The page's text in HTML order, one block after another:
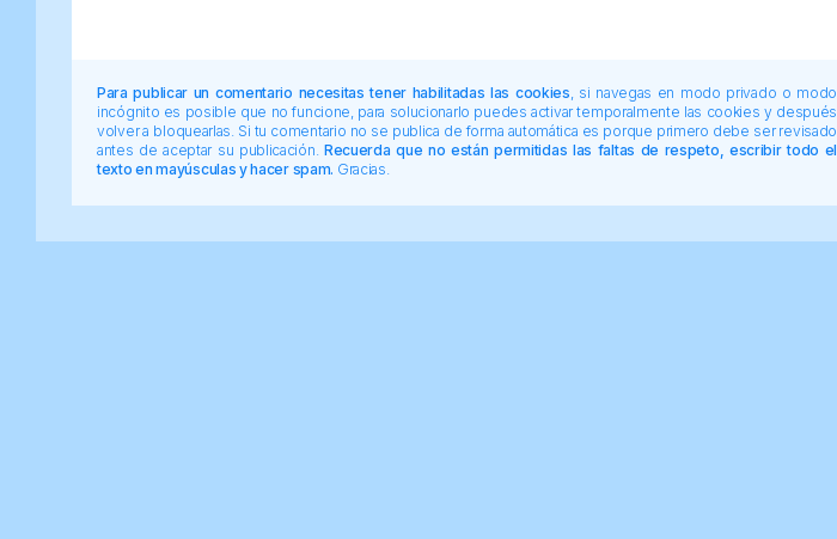
Para publicar un comentario necesitas tener habilitadas las cookies , si navegas en modo privado o modo
incógnito es posible que no funcione, para solucionarlo puedes activar temporalmente las cookies y después
volver a bloquearlas. Si tu comentario no se publica de forma automática es porque primero debe ser revisado
antes de aceptar su publicación. Recuerda que no están permitidas las faltas de respeto, escribir todo el
texto en mayúsculas y hacer spam. Gracias.